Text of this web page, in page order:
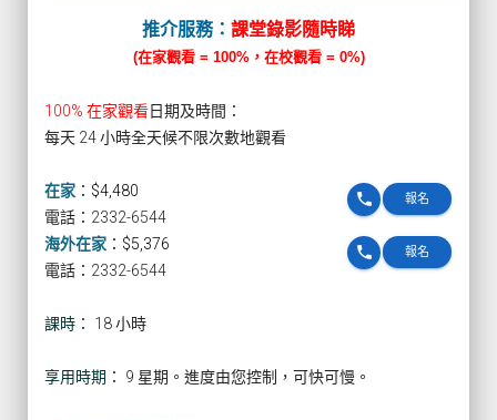
推介服務： 課堂錄影隨時睇
(在家觀看 = 100%，在校觀看 = 0%)
100% 在家觀看日期及時間：
每天 24 小時全天候不限次數地觀看
在家 ： $4,480 報名
phone
電話：2332-6544
海外在家 ： $5,376 報名
phone
電話：2332-6544
課時： 18 小時
享用時期： 9 星期。進度由您控制，可快可慢。